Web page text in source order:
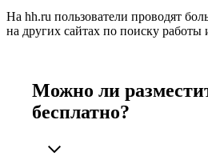
На hh.ru пользователи проводят
на других сайтах по поиску работы
Можно ли
бесплатно?